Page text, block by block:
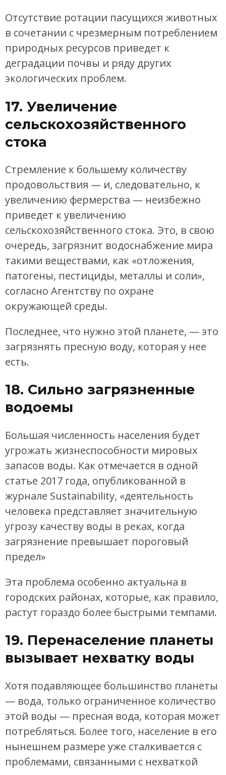
Отсутствие ротации пасущихся животных
в сочетании с чрезмерным потреблением
природных ресурсов приведет к
деградации почвы и ряду других
экологических проблем.
17. Увеличение
сельскохозяйственного
стока
Стремление к большему количеству
продовольствия — и, следовательно, к
увеличению фермерства — неизбежно
приведет к увеличению
сельскохозяйственного стока. Это, в свою
очередь, загрязнит водоснабжение мира
такими веществами, как «отложения,
патогены, пестициды, металлы и соли»,
согласно Агентству по охране
окружающей среды.
Последнее, что нужно этой планете, — это
загрязнять пресную воду, которая у нее
есть.
18. Сильно загрязненные
водоемы
Большая численность населения будет
угрожать жизнеспособности мировых
запасов воды. Как отмечается в одной
статье 2017 года, опубликованной в
журнале Sustainability, «деятельность
человека представляет значительную
угрозу качеству воды в реках, когда
загрязнение превышает пороговый
предел»
Эта проблема особенно актуальна в
городских районах, которые, как правило,
растут гораздо более быстрыми темпами.
19. Перенаселение планеты
вызывает нехватку воды
Хотя подавляющее большинство планеты
— вода, только ограниченное количество
этой воды — пресная вода, которая может
потребляться. Более того, население в его
нынешнем размере уже сталкивается с
проблемами, связанными с нехваткой